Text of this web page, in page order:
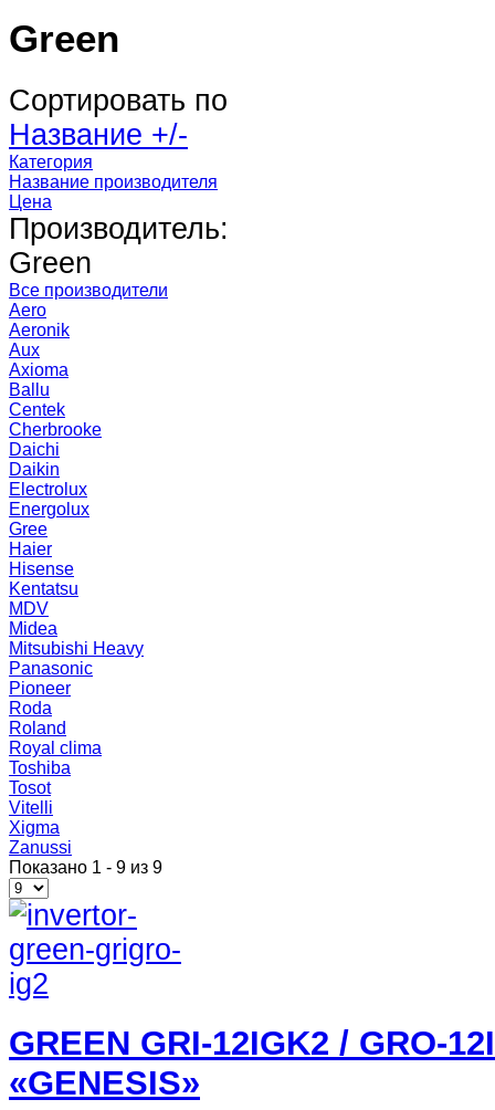
Green
Сортировать по
Название +/-
Категория
Название производителя
Цена
Производитель:
Green
Все производители
Aero
Aeronik
Aux
Axioma
Ballu
Centek
Cherbrooke
Daichi
Daikin
Electrolux
Energolux
Gree
Haier
Hisense
Kentatsu
MDV
Midea
Mitsubishi Heavy
Panasonic
Pioneer
Roda
Roland
Royal clima
Toshiba
Tosot
Vitelli
Xigma
Zanussi
Показано 1 - 9 из 9
GREEN GRI-12IGK2 / GRO-
«GENESIS»